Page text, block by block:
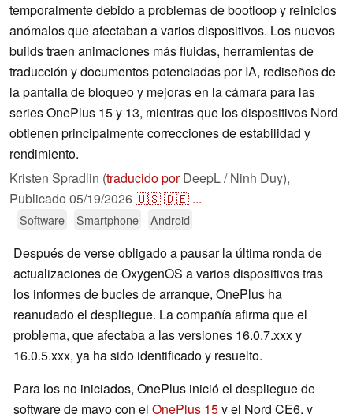
temporalmente debido a problemas de bootloop y reinicios
anómalos que afectaban a varios dispositivos. Los nuevos
builds traen animaciones más fluidas, herramientas de
traducción y documentos potenciadas por IA, rediseños de
la pantalla de bloqueo y mejoras en la cámara para las
series OnePlus 15 y 13, mientras que los dispositivos Nord
obtienen principalmente correcciones de estabilidad y
rendimiento.
Kristen Spradlin (traducido porDeepL / Ninh Duy),
Publicado 05/19/2026🇺🇸🇩🇪 ...
Software Smartphone Android
Después de verse obligado a pausar la última ronda de
actualizaciones de OxygenOS a varios dispositivos tras
los informes de bucles de arranque, OnePlus ha
reanudado el despliegue. La compañía afirma que el
problema, que afectaba a las versiones 16.0.7.xxx y
16.0.5.xxx, ya ha sido identificado y resuelto.
Para los no iniciados, OnePlus inició el despliegue de
software de mayo con el OnePlus 15y el Nord CE6, y